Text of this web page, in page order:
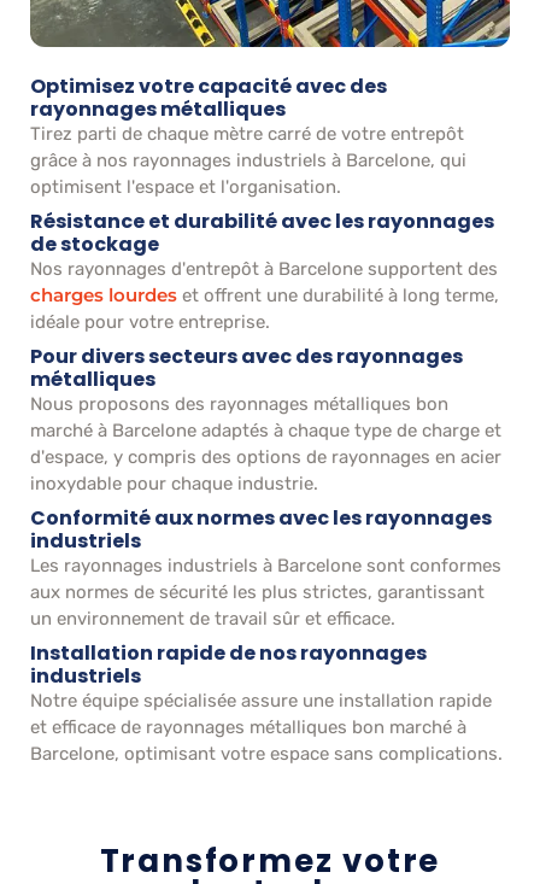
Optimisez votre capacité avec des
rayonnages métalliques
Tirez parti de chaque mètre carré de votre entrepôt
grâce à nos rayonnages industriels à Barcelone, qui
optimisent l'espace et l'organisation.
Résistance et durabilité avec les rayonnages
de stockage
Nos rayonnages d'entrepôt à Barcelone supportent des
charges lourdes et offrent une durabilité à long terme,
idéale pour votre entreprise.
Pour divers secteurs avec des rayonnages
métalliques
Nous proposons des rayonnages métalliques bon
marché à Barcelone adaptés à chaque type de charge et
d'espace, y compris des options de rayonnages en acier
inoxydable pour chaque industrie.
Conformité aux normes avec les rayonnages
industriels
Les rayonnages industriels à Barcelone sont conformes
aux normes de sécurité les plus strictes, garantissant
un environnement de travail sûr et efficace.
Installation rapide de nos rayonnages
industriels
Notre équipe spécialisée assure une installation rapide
et efficace de rayonnages métalliques bon marché à
Barcelone, optimisant votre espace sans complications.
Transformez votre